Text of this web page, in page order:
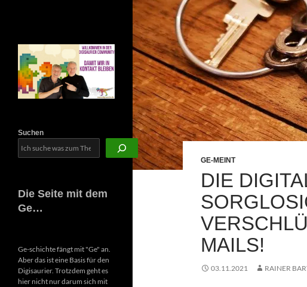
GE-MEINT
DIE
MAILS!
03.11.2021 RAINER
Suchen
Die Seite mit dem
Ge…
Ge-schichte fängt mit "Ge" an.
Aber das ist eine Basis für den
Digisaurier. Trotzdem geht es
hier nicht nur darum sich mit